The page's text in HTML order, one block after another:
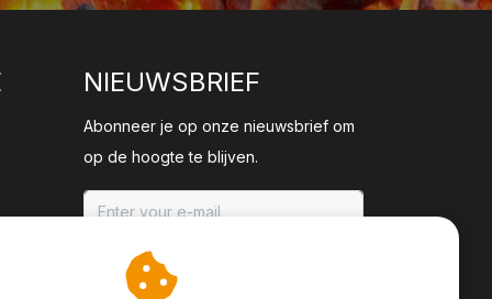
NIEUWSBRIEF
Abonneer je op onze nieuwsbrief om
op de hoogte te blijven.
ABONNEER